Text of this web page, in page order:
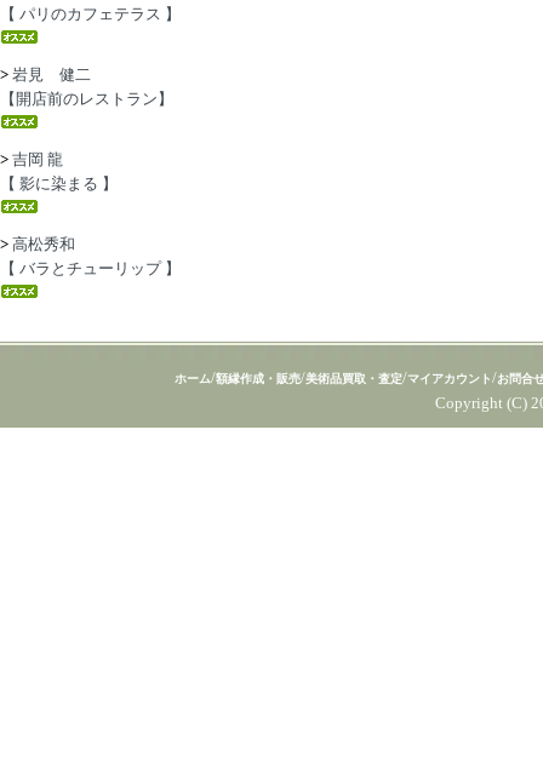
【 パリのカフェテラス 】
> 岩見 健二
【開店前のレストラン】
> 吉岡 龍
【 影に染まる 】
> 高松秀和
【 バラとチューリップ 】
ホーム/額縁作成・販売/美術品買取・査定/マイアカウント/お問合
Copyright (C)